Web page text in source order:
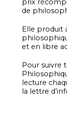
prix
de
Elle produit
et en libre
Pour suivre
lecture
la lettre